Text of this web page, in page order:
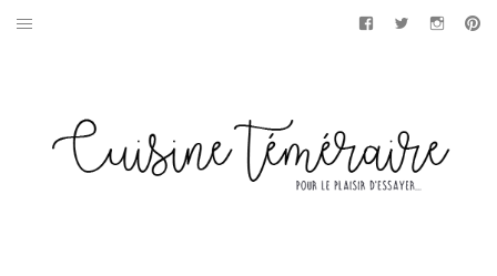
Aller
Facebook
Twitter